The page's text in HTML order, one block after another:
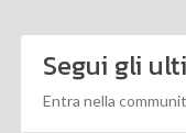
Segui gli
Entra nella